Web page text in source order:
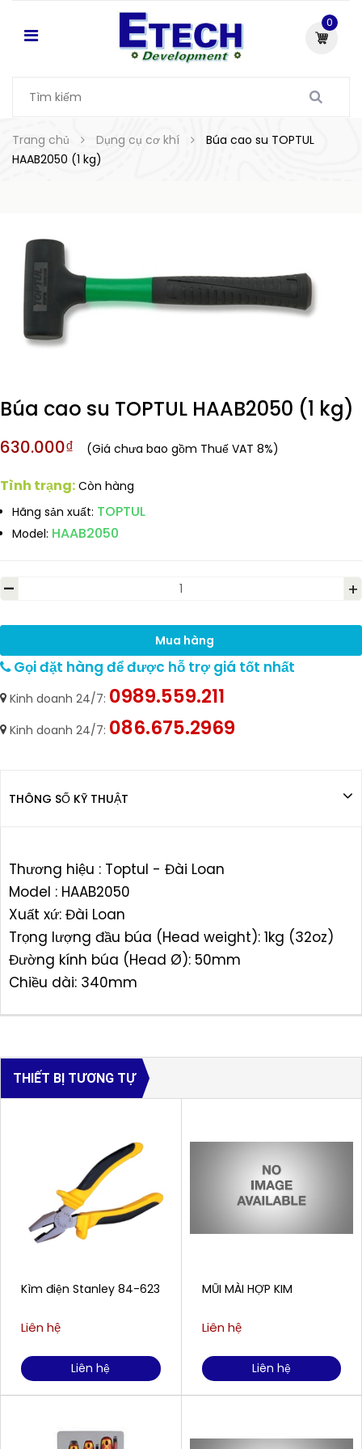
0
Trang chủ Dụng cụ cơ khí
Búa cao su TOPTUL
HAAB2050 (1 kg)
Búa cao su TOPTUL HAAB2050 (1 kg)
630.000₫ (Giá chưa bao gồm Thuế VAT 8%)
Tình trạng: Còn hàng
Hãng sản xuất: TOPTUL
Model: HAAB2050
- +
Mua hàng
Gọi đặt hàng để được hỗ trợ giá tốt nhất
Kinh doanh 24/7: 0989.559.211
Kinh doanh 24/7: 086.675.2969
THÔNG SỐ KỸ THUẬT
Thương hiệu : Toptul - Đài Loan
Model : HAAB2050
Xuất xứ: Đài Loan
Trọng lượng đầu búa (Head weight): 1kg (32oz)
Đường kính búa (Head Ø): 50mm
Chiều dài: 340mm
THIẾT BỊ TƯƠNG TỰ
Kìm điện Stanley 84-623
Liên hệ
Liên hệ
MŨI MÀI HỢP KIM
Liên hệ
Liên hệ